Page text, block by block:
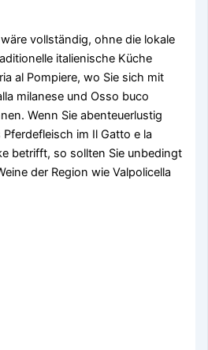
vollständig, ohne die lokale
italienische Küche
al Pompiere, wo Sie sich mit
milanese und Osso buco
Wenn Sie abenteuerlustig
im Il Gatto e la
betrifft, so sollten Sie unbedingt
der Region wie Valpolicella